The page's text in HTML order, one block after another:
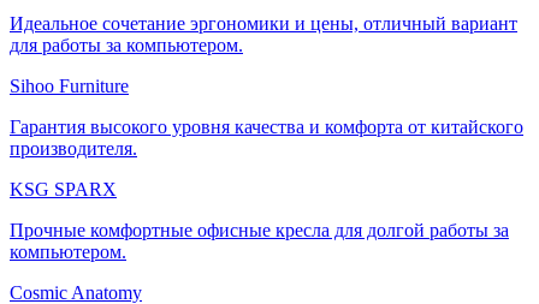
Идеальное сочетание эргономики и цены, отличный вариант
для работы за компьютером.
Sihoo Furniture
Гарантия высокого уровня качества и комфорта от китайского
производителя.
KSG SPARX
Прочные комфортные офисные кресла для долгой работы за
компьютером.
Cosmic Anatomy